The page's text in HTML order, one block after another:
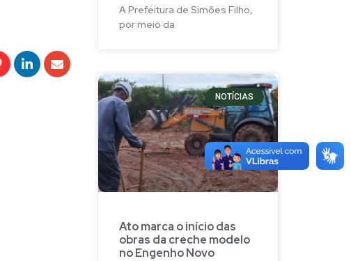
A Prefeitura de Simões Filho,
por meio da
NOTÍCIAS
Ato marca o início das
obras da creche modelo
no Engenho Novo